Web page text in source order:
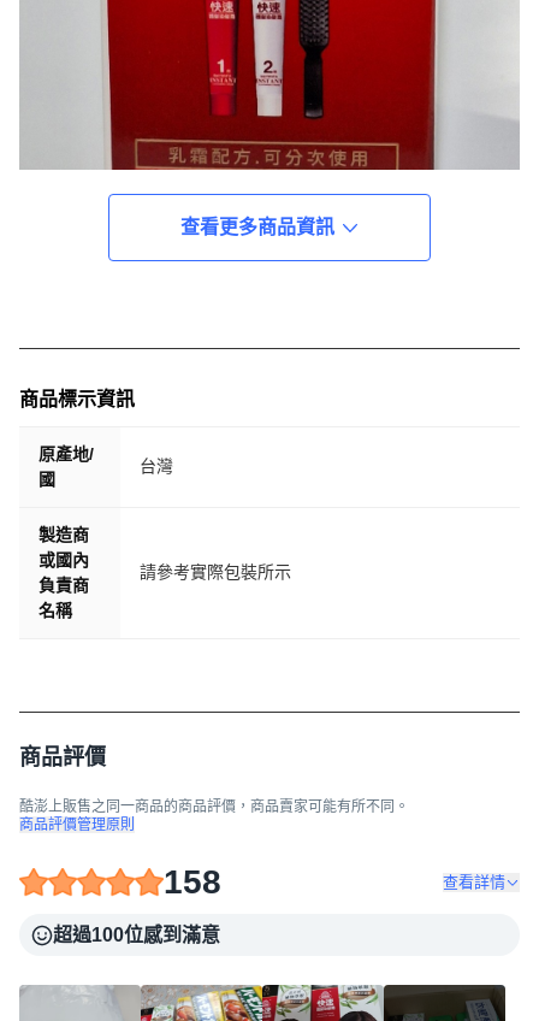
查看更多商品資訊
商品標示資訊
原產地/
國
台灣
製造商
或國內
負責商
名稱
請參考實際包裝所示
商品評價
酷澎上販售之同一商品的商品評價，商品賣家可能有所不同。
商品評價管理原則
158 查看詳情
超過100位感到滿意